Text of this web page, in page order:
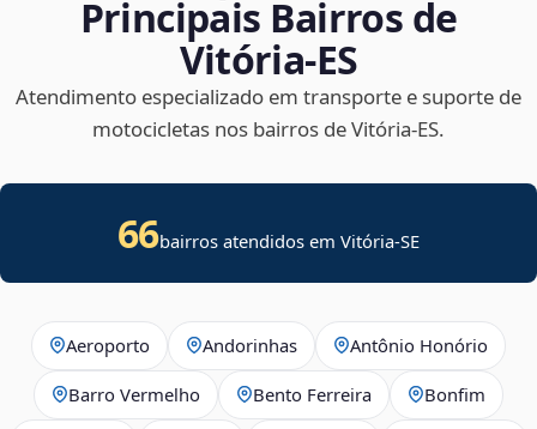
Principais Bairros de
Vitória‑ES
Atendimento especializado em transporte e suporte de
motocicletas nos bairros de Vitória‑ES.
66bairros atendidos em Vitória-SE
Aeroporto Andorinhas Antônio Honório
Barro Vermelho Bento Ferreira Bonfim